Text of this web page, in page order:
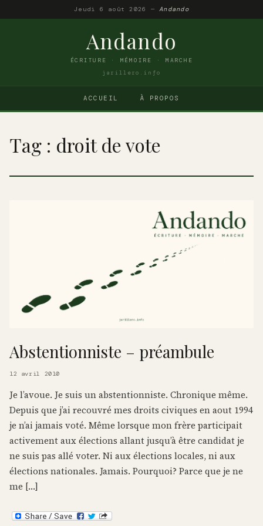
Jeudi 6 août 2026 —Andando
Andando
ÉCRITURE · MÉMOIRE · MARCHE
jarillero.info
ACCUEIL À PROPOS
Tag : droit de vote
Abstentionniste – préambule
12 avril 2010
Je l’avoue. Je suis un abstentionniste. Chronique même.
Depuis que j’ai recouvré mes droits civiques en aout 1994
je n’ai jamais voté. Même lorsque mon frère participait
activement aux élections allant jusqu’à être candidat je
ne suis pas allé voter. Ni aux élections locales, ni aux
élections nationales. Jamais. Pourquoi? Parce que je ne
me […]